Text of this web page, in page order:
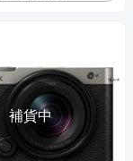
補貨中